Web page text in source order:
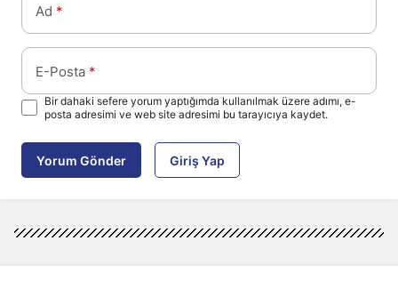
Ad *
E-Posta *
Bir dahaki sefere yorum yaptığımda kullanılmak üzere adımı, e-
posta adresimi ve web site adresimi bu tarayıcıya kaydet.
Yorum Gönder Giriş Yap